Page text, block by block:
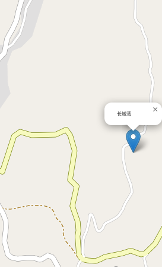
长城湾 ×